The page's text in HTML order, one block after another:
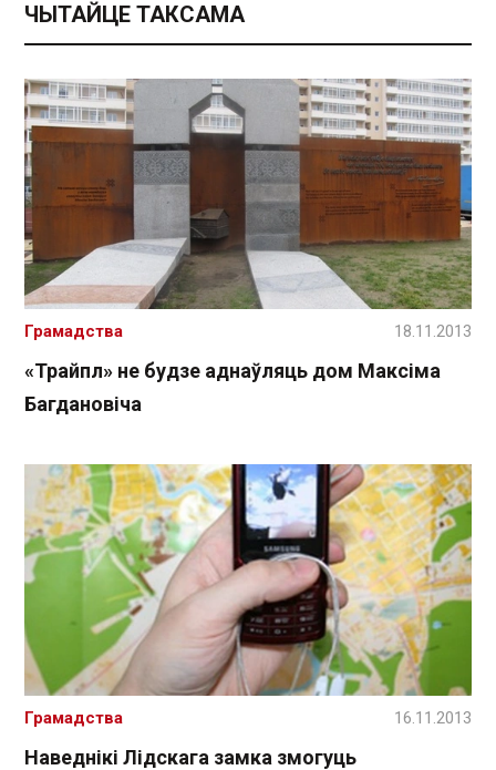
ЧЫТАЙЦЕ ТАКСАМА
«Трайпл» не будзе аднаўляць дом Максіма
Багдановіча
Грамадства 18.11.2013
Наведнікі Лідскага замка змогуць
Грамадства 16.11.2013